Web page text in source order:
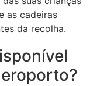
as cadeiras
da recolha.